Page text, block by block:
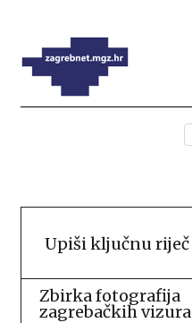
Zbirka fotografija
zagrebačkih vizura